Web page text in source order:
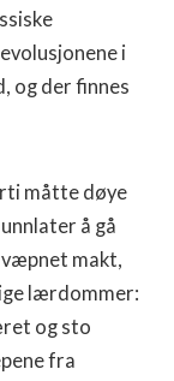
i
og der finnes
måtte døye
å gå
makt,
lærdommer:
og sto
fra